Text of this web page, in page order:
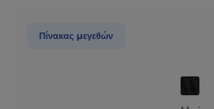
Πίνακας μεγεθών